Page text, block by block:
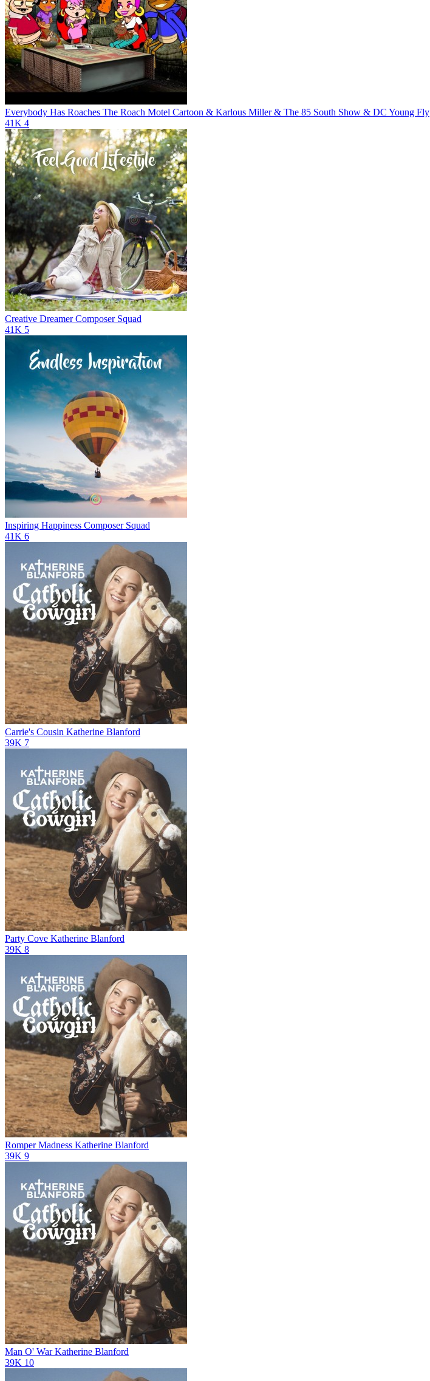
Everybody Has Roaches The Roach Motel Cartoon & Karlous Miller & The 85 South Show & DC Young Fly
41K 4
Creative Dreamer Composer Squad
41K 5
Inspiring Happiness Composer Squad
41K 6
Carrie's Cousin Katherine Blanford
39K 7
Party Cove Katherine Blanford
39K 8
Romper Madness Katherine Blanford
39K 9
Man O' War Katherine Blanford
39K 10